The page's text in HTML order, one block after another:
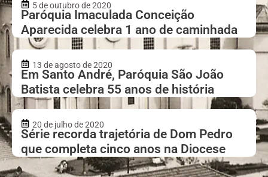
5 de outubro de 2020
Paróquia Imaculada Conceição
Aparecida celebra 1 ano de caminhada
13 de agosto de 2020
Em Santo André, Paróquia São João
Batista celebra 55 anos de história
20 de julho de 2020
Série recorda trajetória de Dom Pedro
que completa cinco anos na Diocese